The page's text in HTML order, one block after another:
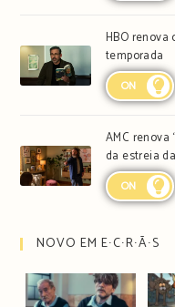
HBO renova
temporada
ON
AMC renova
da estreia
ON
NOVO EM E∙C∙R∙Ã∙S